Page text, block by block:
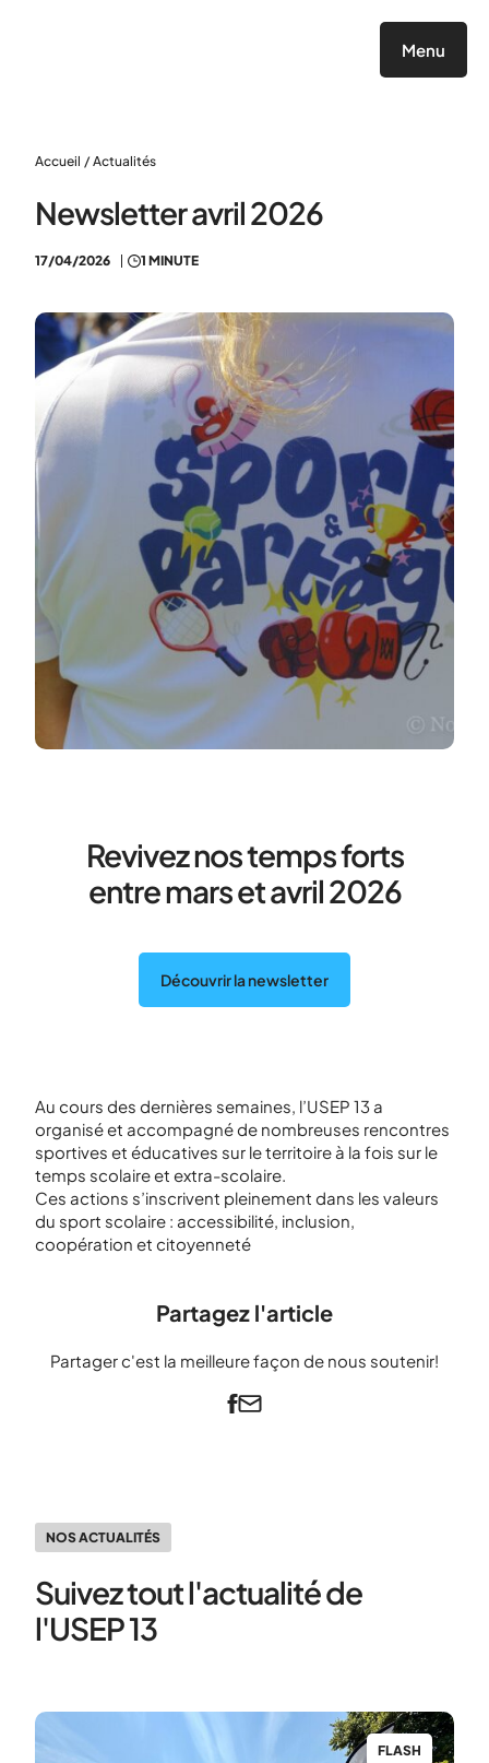
Menu
Accueil / Actualités
Newsletter avril 2026
17/04/2026 1 MINUTE
Revivez nos temps forts
entre mars et avril 2026
Découvrir la newsletter
Au cours des dernières semaines, l’USEP 13 a
organisé et accompagné de nombreuses rencontres
sportives et éducatives sur le territoire à la fois sur le
temps scolaire et extra-scolaire.
Ces actions s’inscrivent pleinement dans les valeurs
du sport scolaire : accessibilité, inclusion,
coopération et citoyenneté
Partagez l'article
Partager c'est la meilleure façon de nous soutenir!
NOS ACTUALITÉS
Suivez tout l'actualité de
l'USEP 13
FLASH